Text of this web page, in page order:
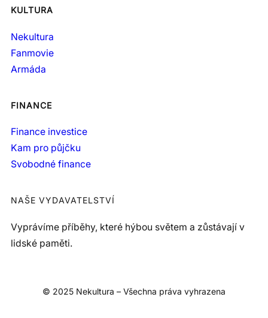
KULTURA
Nekultura
Fanmovie
Armáda
FINANCE
Finance investice
Kam pro půjčku
Svobodné finance
NAŠE VYDAVATELSTVÍ
Vyprávíme příběhy, které hýbou světem a zůstávají v
lidské paměti.
© 2025 Nekultura – Všechna práva vyhrazena